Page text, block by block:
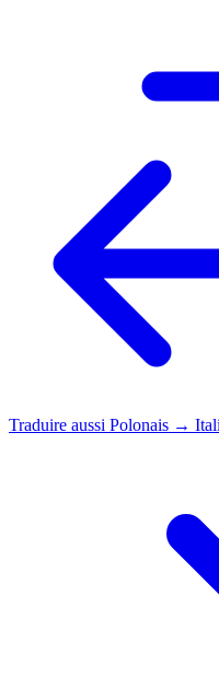
Traduire aussi Polonais →